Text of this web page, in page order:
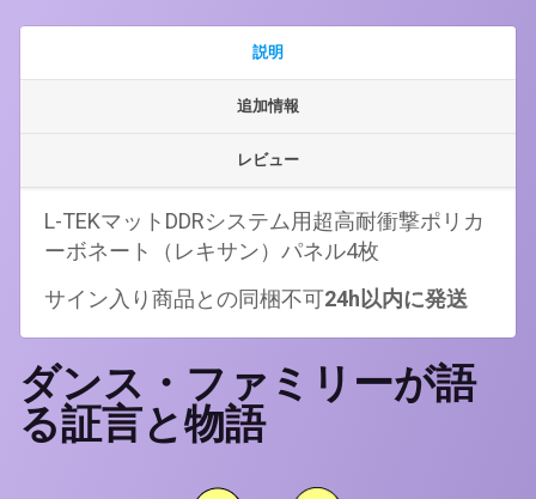
セ
説明
追加情報
レビュー
L-TEKマットDDRシステム用超高耐衝撃ポリカ
ーボネート（レキサン）パネル4枚
サイン入り商品との同梱不可24h以内に発送
ダンス・ファミリーが語
る証言と物語